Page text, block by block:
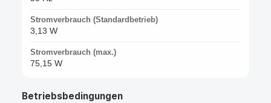
Stromverbrauch (Standardbetrieb)
3,13 W
Stromverbrauch (max.)
75,15 W
Betriebsbedingungen